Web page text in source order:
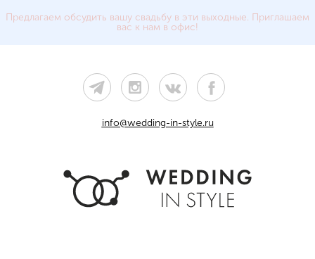
Предлагаем обсудить вашу свадьбу в эти выходные. Приглашаем
вас к нам в офис!
info@wedding-in-style.ru